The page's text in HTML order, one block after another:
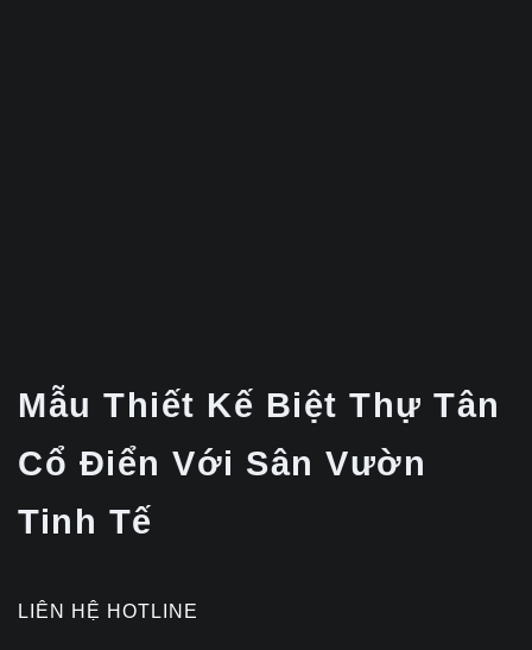
Mẫu Thiết Kế Biệt Thự Tân
Cổ Điển Với Sân Vườn
Tinh Tế
LIÊN HỆ HOTLINE